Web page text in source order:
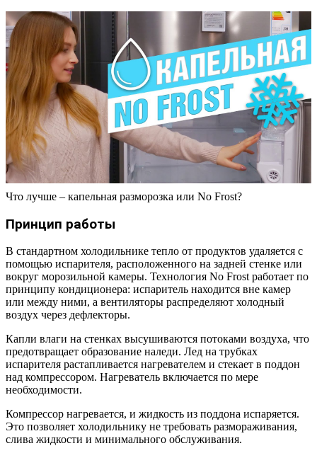
Что лучше – капельная разморозка или No Frost?
Принцип работы
В стандартном холодильнике тепло от продуктов удаляется с
помощью испарителя, расположенного на задней стенке или
вокруг морозильной камеры. Технология No Frost работает по
принципу кондиционера: испаритель находится вне камер
или между ними, а вентиляторы распределяют холодный
воздух через дефлекторы.
Капли влаги на стенках высушиваются потоками воздуха, что
предотвращает образование наледи. Лед на трубках
испарителя растапливается нагревателем и стекает в поддон
над компрессором. Нагреватель включается по мере
необходимости.
Компрессор нагревается, и жидкость из поддона испаряется.
Это позволяет холодильнику не требовать размораживания,
слива жидкости и минимального обслуживания.